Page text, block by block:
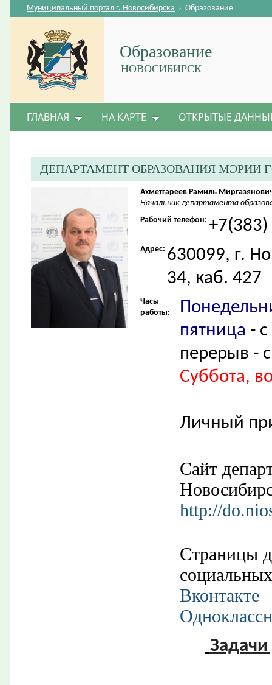
Образование
НОВОСИБИРСК
Муниципальный портал г. Новосибирска › Образование
ГЛАВНАЯ НА КАРТЕ ОТКРЫТЫЕ
ДЕПАРТАМЕНТ ОБРАЗОВАНИЯ МЭРИИ
Ахметгареев Рамиль
Начальник департамента
Рабочий телефон:
Адрес: 630099, г.
34, каб. 427
Часы
работы:
пятница -
перерыв -
Суббота,
Личный
Сайт
http://
Страницы
Вконтакте